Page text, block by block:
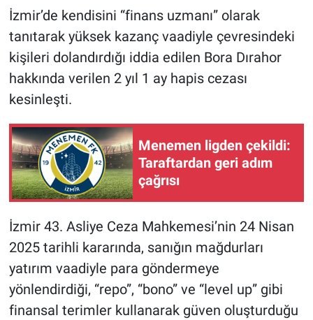
İzmir’de kendisini “finans uzmanı” olarak
tanıtarak yüksek kazanç vaadiyle çevresindeki
kişileri dolandırdığı iddia edilen Bora Dırahor
hakkında verilen 2 yıl 1 ay hapis cezası
kesinleşti.
Menemen ligden çekildi:
Taraftardan geri adım
çağrısı
İzmir 43. Asliye Ceza Mahkemesi’nin 24 Nisan
2025 tarihli kararında, sanığın mağdurları
yatırım vaadiyle para göndermeye
yönlendirdiği, “repo”, “bono” ve “level up” gibi
finansal terimler kullanarak güven oluşturduğu